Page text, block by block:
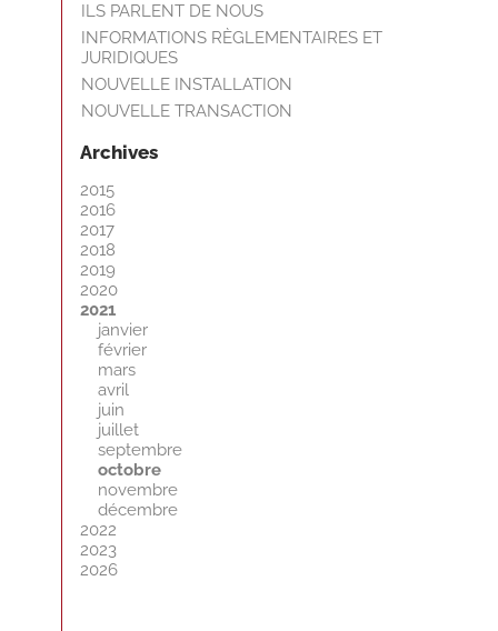
ILS PARLENT DE NOUS
INFORMATIONS RÈGLEMENTAIRES ET
JURIDIQUES
NOUVELLE INSTALLATION
NOUVELLE TRANSACTION
Archives
2015
2016
2017
2018
2019
2020
2021
janvier
février
mars
avril
juin
juillet
septembre
octobre
novembre
décembre
2022
2023
2026